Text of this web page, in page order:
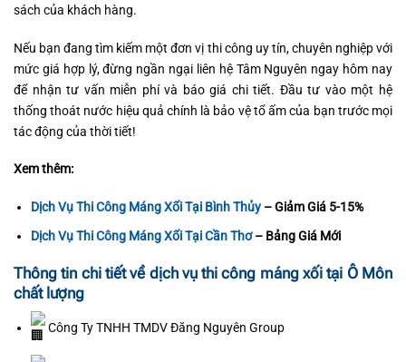
sách của khách hàng.
Nếu bạn đang tìm kiếm một đơn vị thi công uy tín, chuyên nghiệp với
mức giá hợp lý, đừng ngần ngại liên hệ Tâm Nguyên ngay hôm nay
để nhận tư vấn miễn phí và báo giá chi tiết. Đầu tư vào một hệ
thống thoát nước hiệu quả chính là bảo vệ tổ ấm của bạn trước mọi
tác động của thời tiết!
Xem thêm:
Dịch Vụ Thi Công Máng Xối Tại Bình Thủy– Giảm Giá 5-15%
Dịch Vụ Thi Công Máng Xối Tại Cần Thơ– Bảng Giá Mới
Thông tin chi tiết về dịch vụ thi công máng xối tại Ô Môn
chất lượng
Công Ty TNHH TMDV Đăng Nguyên Group